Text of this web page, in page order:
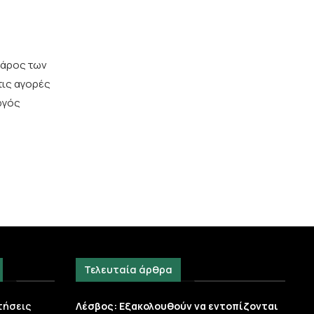
των
αγορές
Τελευταία άρθρα
Λέσβος: Εξακολουθούν να εντοπίζονται